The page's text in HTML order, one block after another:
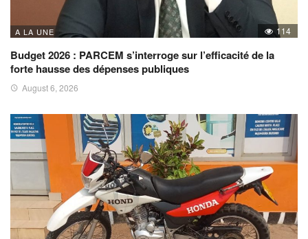
A LA UNE 114
Budget 2026 : PARCEM s’interroge sur l’efficacité de la
forte hausse des dépenses publiques
August 6, 2026